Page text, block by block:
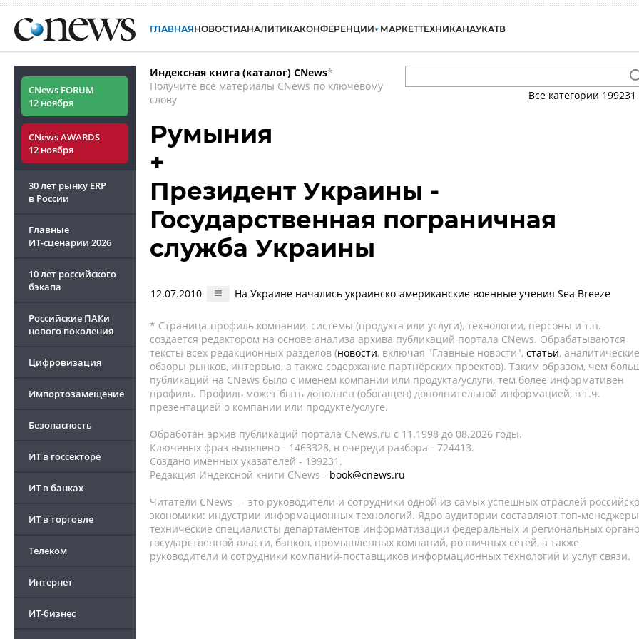
ГЛАВНАЯНОВОСТИАНАЛИТИКАКОНФЕРЕНЦИИ МАРКЕТТЕХНИКАНАУКАТВ
CNews FORUM
12 ноября
CNews AWARDS
12 ноября
30 лет рынку ERP
в России
Главные
ИТ-сценарии 2026
10 лет российского
бэкапа
Российские ПАКи
нового поколения
Цифровизация
Импортозамещение
Безопасность
ИТ в госсекторе
ИТ в банках
ИТ в торговле
Телеком
Интернет
ИТ-бизнес
Индексная книга (каталог) CNews*
Получите все материалы CNews по ключевому
слову
Все категории 199231
Румыния
+
Президент Украины -
Государственная пограничная
служба Украины
12.07.2010 На Украине начались украинско-американские военные учения Sea Breeze
* Страница-профиль компании, системы (продукта или услуги), технологии, персоны и т.п.
создается редактором на основе анализа архива публикаций портала CNews. Обрабатываются
тексты всех редакционных разделов (новости, включая "Главные новости", статьи, аналитические
обзоры рынков, интервью, а также содержание партнёрских проектов). Таким образом, чем
публикаций на CNews было с именем компании или продукта/услуги, тем более информативен
профиль. Профиль может быть дополнен (обогащен) дополнительной информацией, в т.ч.
презентацией о компании или продукте/услуге.
Обработан архив публикаций портала CNews.ru c 11.1998 до 08.2026 годы.
Ключевых фраз выявлено - 1463328, в очереди разбора - 724413.
Создано именных указателей - 199231.
Редакция Индексной книги CNews - book@cnews.ru
Читатели CNews — это руководители и сотрудники одной из самых успешных отраслей
экономики: индустрии информационных технологий. Ядро аудитории составляют топ-
технические специалисты департаментов информатизации федеральных и региональных
государственной власти, банков, промышленных компаний, розничных сетей, а также
руководители и сотрудники компаний-поставщиков информационных технологий и услуг связи.